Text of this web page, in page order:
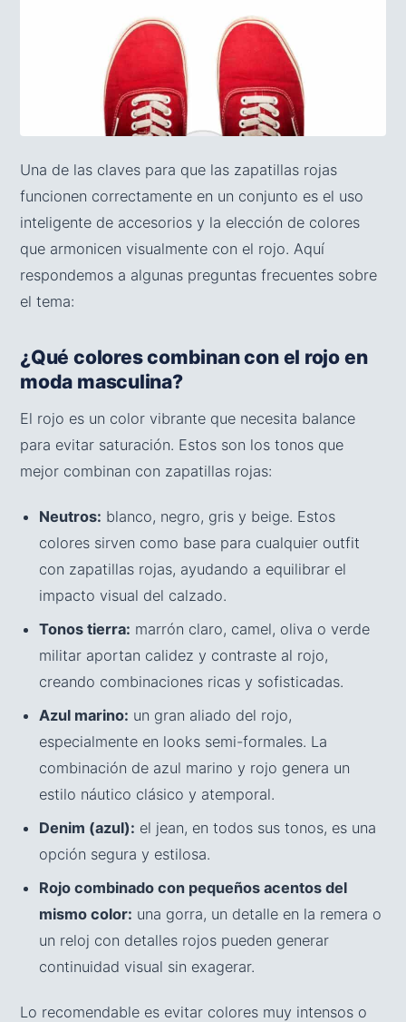
Una de las claves para que las zapatillas rojas
funcionen correctamente en un conjunto es el uso
inteligente de accesorios y la elección de colores
que armonicen visualmente con el rojo. Aquí
respondemos a algunas preguntas frecuentes sobre
el tema:
¿Qué colores combinan con el rojo en
moda masculina?
El rojo es un color vibrante que necesita balance
para evitar saturación. Estos son los tonos que
mejor combinan con zapatillas rojas:
Neutros: blanco, negro, gris y beige. Estos
colores sirven como base para cualquier outfit
con zapatillas rojas, ayudando a equilibrar el
impacto visual del calzado.
Tonos tierra: marrón claro, camel, oliva o verde
militar aportan calidez y contraste al rojo,
creando combinaciones ricas y sofisticadas.
Azul marino: un gran aliado del rojo,
especialmente en looks semi-formales. La
combinación de azul marino y rojo genera un
estilo náutico clásico y atemporal.
Denim (azul): el jean, en todos sus tonos, es una
opción segura y estilosa.
Rojo combinado con pequeños acentos del
mismo color: una gorra, un detalle en la remera o
un reloj con detalles rojos pueden generar
continuidad visual sin exagerar.
Lo recomendable es evitar colores muy intensos o